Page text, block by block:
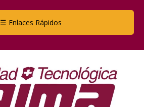
☰ Enlaces Rápidos